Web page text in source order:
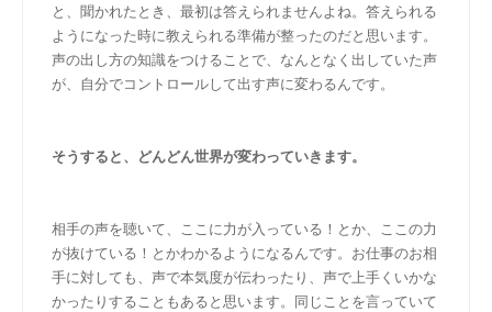
と、聞かれたとき、最初は答えられませんよね。答えられる
ようになった時に教えられる準備が整ったのだと思います。
声の出し方の知識をつけることで、なんとなく出していた声
が、自分でコントロールして出す声に変わるんです。
そうすると、どんどん世界が変わっていきます。
相手の声を聴いて、ここに力が入っている！とか、ここの力
が抜けている！とかわかるようになるんです。お仕事のお相
手に対しても、声で本気度が伝わったり、声で上手くいかな
かったりすることもあると思います。同じことを言っていて